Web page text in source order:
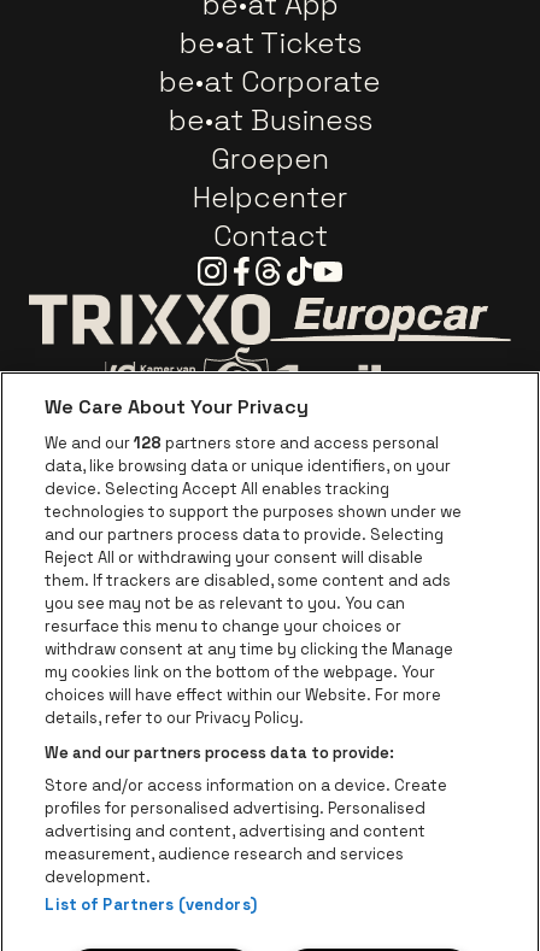
be•at Tickets
be•at Corporate
be•at Business
Groepen
Helpcenter
Contact
Instagram
Facebook
Threads
TiktokYoutube
Ga naar de website van Trixxo
Ga naar de website van Voka Limburg
Ga naar de website
Ga naar de website van Coca-Cola
Ga naar de website van
Ga naar de
Ga naar de website van Champagne
Ga naar de website
Ga naar de website van Het logo
Ga naar de
Ga naar de website van Holiday Inn
Ga naar de website
Ga naar de
Trixxo Theater Hasselt is een deel van be•at
Trixxo Theater Hasselt
Gouverneur Verwilghensingel 70, 3500 Hasselt
Be-At Venues
Schijnpoortweg 119, 2170 Antwerpen
BTW (BE) 0461.051.688 - RPR Antwerpen
BNP Paribas Fortis - IBAN: BE93 2200 4925 0067 - BIC:
GEBABEBB
We Care About Your Privacy
We and our128 partners store and access personal
data, like browsing data or unique identifiers, on your
device. Selecting Accept All enables tracking
technologies to support the purposes shown under we
and our partners process data to provide. Selecting
Reject All or withdrawing your consent will disable
them. If trackers are disabled, some content and ads
you see may not be as relevant to you. You can
resurface this menu to change your choices or
withdraw consent at any time by clicking the Manage
my cookies link on the bottom of the webpage. Your
choices will have effect within our Website. For more
details, refer to our Privacy Policy.
We and our partners process data to provide:
Store and/or access information on a device. Create
profiles for personalised advertising. Personalised
advertising and content, advertising and content
measurement, audience research and services
development.
List of Partners (vendors)